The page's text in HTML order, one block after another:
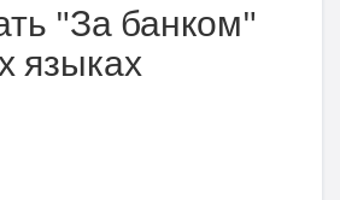
"За банком"
языках